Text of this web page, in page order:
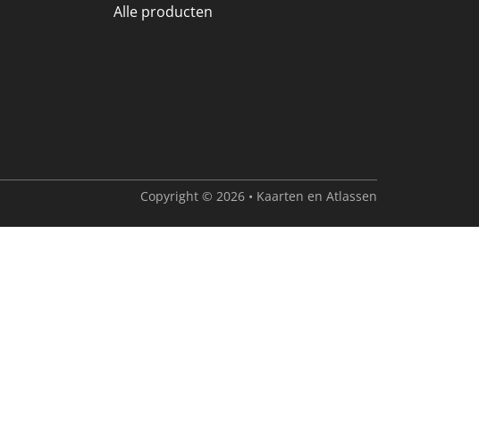
Alle producten
Copyright © 2026 • Kaarten en Atlassen